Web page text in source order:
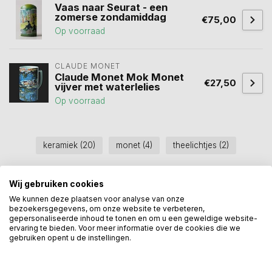
Vaas naar Seurat - een
zomerse zondamiddag
Op voorraad
€75,00
CLAUDE MONET
Claude Monet Mok Monet
vijver met waterlelies
Op voorraad
€27,50
keramiek (20) monet (4) theelichtjes (2)
Heeft u een vraag over dit
kunstcadeau?
Wij assisteren u graag via 06-23643267
Wij gebruiken cookies
We kunnen deze plaatsen voor analyse van onze
bezoekersgegevens, om onze website te verbeteren,
gepersonaliseerde inhoud te tonen en om u een geweldige website-
ervaring te bieden. Voor meer informatie over de cookies die we
gebruiken opent u de instellingen.